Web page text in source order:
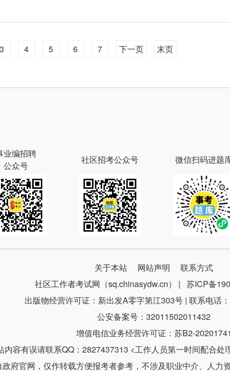
3 4 5 6 7 下一页 末页
业编招聘
公众号
社区招考公众号 微信扫码进题
关于本站 网站声明
联系方式
社区工作者考试网（sq.chinasydw.cn） | 苏ICP备
出版物经营许可证：新出发A零字第江303号 | 联系电话
公安备案号：32011502011432
增值电信业务经营许可证：苏B2-20201741
内容有误请联系QQ：2827437313 <工作人员第一时间配合处
府官网，仅作转载方便报考者参考，不涉及职业中介、人力